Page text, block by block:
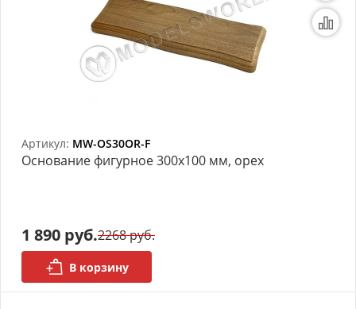
Артикул: MW-OS30OR-F
Основание фигурное 300х100 мм, орех
1 890 руб.2268 руб.
В корзину